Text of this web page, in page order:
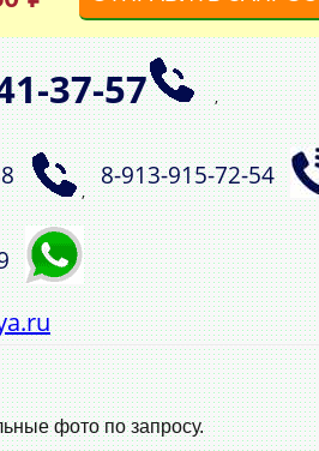
,
,
8‑913‑915‑72‑54
фото по запросу.